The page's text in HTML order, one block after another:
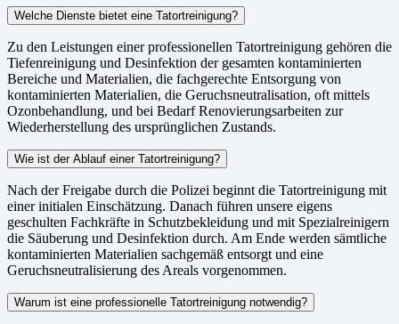
Welche Dienste bietet eine Tatortreinigung?
Zu den Leistungen einer professionellen Tatortreinigung gehören die
Tiefenreinigung und Desinfektion der gesamten kontaminierten
Bereiche und Materialien, die fachgerechte Entsorgung von
kontaminierten Materialien, die Geruchsneutralisation, oft mittels
Ozonbehandlung, und bei Bedarf Renovierungsarbeiten zur
Wiederherstellung des ursprünglichen Zustands.
Wie ist der Ablauf einer Tatortreinigung?
Nach der Freigabe durch die Polizei beginnt die Tatortreinigung mit
einer initialen Einschätzung. Danach führen unsere eigens
geschulten Fachkräfte in Schutzbekleidung und mit Spezialreinigern
die Säuberung und Desinfektion durch. Am Ende werden sämtliche
kontaminierten Materialien sachgemäß entsorgt und eine
Geruchsneutralisierung des Areals vorgenommen.
Warum ist eine professionelle Tatortreinigung notwendig?